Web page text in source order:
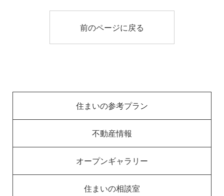
前のページに戻る
住まいの参考プラン
不動産情報
オープンギャラリー
住まいの相談室